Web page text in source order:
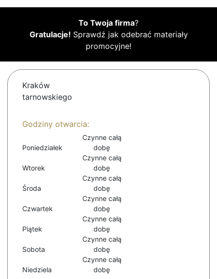
To Twoja firma?
Gratulacje! Sprawdź jak odebrać materiały
promocyjne!
Kraków
tarnowskiego
Godziny otwarcia:
Poniedziałek
Czynne całą
dobę
Wtorek
Czynne całą
dobę
Środa
Czynne całą
dobę
Czwartek
Czynne całą
dobę
Piątek
Czynne całą
dobę
Sobota
Czynne całą
dobę
Niedziela
Czynne całą
dobę